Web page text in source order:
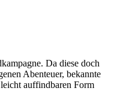
Da diese doch
Abenteuer, bekannte
auffindbaren Form